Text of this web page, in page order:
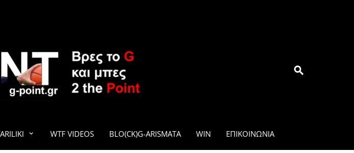
G-POINT.GR
WTF VIDEOS BLO(CK)G-ARISMATA WIN ΕΠΙΚΟΙΝΩΝΊΑ